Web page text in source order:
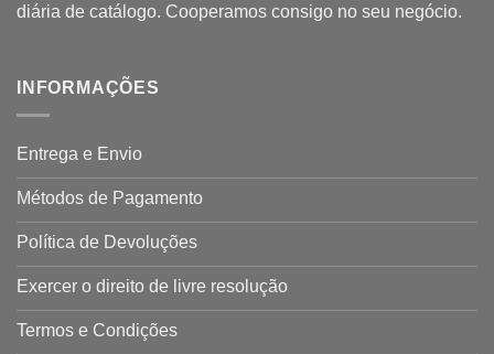
diária de catálogo. Cooperamos consigo no seu negócio.
INFORMAÇÕES
Entrega e Envio
Métodos de Pagamento
Política de Devoluções
Exercer o direito de livre resolução
Termos e Condições